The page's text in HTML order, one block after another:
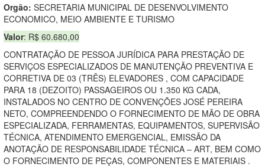
Orgão: SECRETARIA MUNICIPAL DE DESENVOLVIMENTO
ECONOMICO, MEIO AMBIENTE E TURISMO
Valor: R$ 60.680,00
CONTRATAÇÃO DE PESSOA JURÍDICA PARA PRESTAÇÃO DE
SERVIÇOS ESPECIALIZADOS DE MANUTENÇÃO PREVENTIVA E
CORRETIVA DE 03 (TRÊS) ELEVADORES , COM CAPACIDADE
PARA 18 (DEZOITO) PASSAGEIROS OU 1.350 KG CADA,
INSTALADOS NO CENTRO DE CONVENÇÕES JOSÉ PEREIRA
NETO, COMPREENDENDO O FORNECIMENTO DE MÃO DE OBRA
ESPECIALIZADA, FERRAMENTAS, EQUIPAMENTOS, SUPERVISÃO
TÉCNICA, ATENDIMENTO EMERGENCIAL, EMISSÃO DA
ANOTAÇÃO DE RESPONSABILIDADE TÉCNICA – ART, BEM COMO
O FORNECIMENTO DE PEÇAS, COMPONENTES E MATERIAIS .